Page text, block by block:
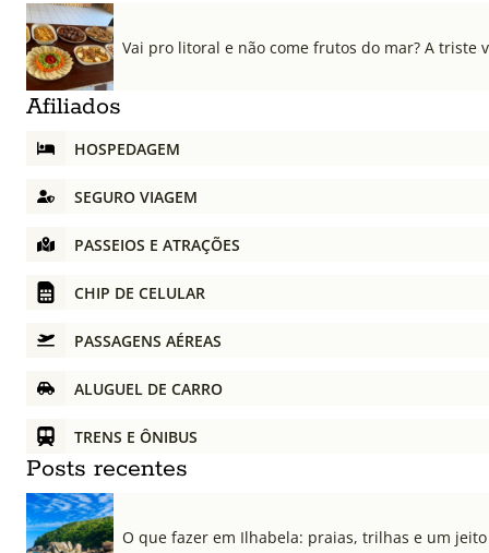
Vai pro litoral e não come frutos do mar? A triste
Afiliados
HOSPEDAGEM
SEGURO VIAGEM
PASSEIOS E ATRAÇÕES
CHIP DE CELULAR
PASSAGENS AÉREAS
ALUGUEL DE CARRO
TRENS E ÔNIBUS
Posts recentes
O que fazer em Ilhabela: praias, trilhas e um